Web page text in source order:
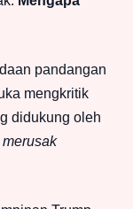
pandangan
mengkritik
didukung oleh